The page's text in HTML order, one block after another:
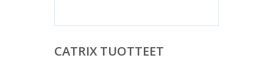
CATRIX TUOTTEET